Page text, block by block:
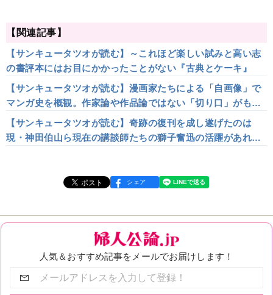
【関連記事】
【サンキュータツオが読む】～これほど楽しい試みと高い志
の書評本にはお目にかかったことがない『古典とケーキ』
【サンキュータツオが読む】漫画家たちによる「自画像」で
マンガ史を概観。作家論や作品論ではない「切り口」がもた
らした気づきとは～『漫画家の自画像』
【サンキュータツオが読む】奇跡の復刊を成し遂げたのは
現・神田伯山ら現在の講談師たちの獅子奮迅の活躍があれば
シェア